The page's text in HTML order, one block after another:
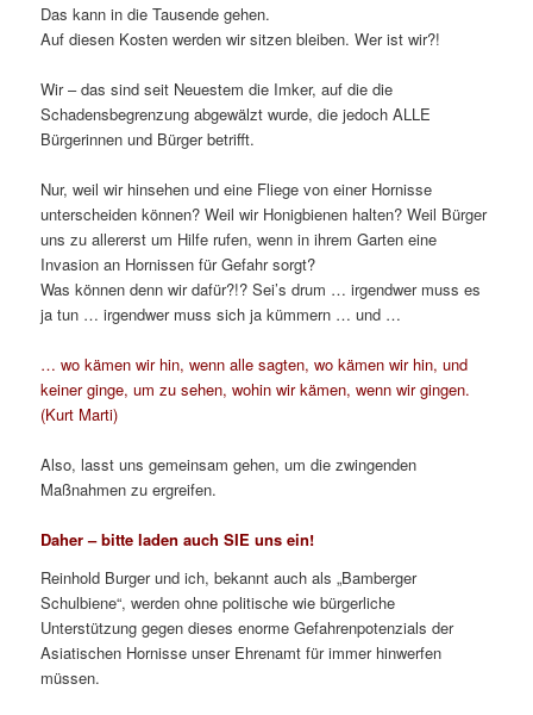
Das kann in die Tausende gehen.
Auf diesen Kosten werden wir sitzen bleiben. Wer ist wir?!
Wir – das sind seit Neuestem die Imker, auf die die
Schadensbegrenzung abgewälzt wurde, die jedoch ALLE
Bürgerinnen und Bürger betrifft.
Nur, weil wir hinsehen und eine Fliege von einer Hornisse
unterscheiden können? Weil wir Honigbienen halten? Weil Bürger
uns zu allererst um Hilfe rufen, wenn in ihrem Garten eine
Invasion an Hornissen für Gefahr sorgt?
Was können denn wir dafür?!? Sei’s drum … irgendwer muss es
ja tun … irgendwer muss sich ja kümmern … und …
… wo kämen wir hin, wenn alle sagten, wo kämen wir hin, und
keiner ginge, um zu sehen, wohin wir kämen, wenn wir gingen.
(Kurt Marti)
Also, lasst uns gemeinsam gehen, um die zwingenden
Maßnahmen zu ergreifen.
Daher – bitte laden auch SIE uns ein!
Reinhold Burger und ich, bekannt auch als „Bamberger
Schulbiene“, werden ohne politische wie bürgerliche
Unterstützung gegen dieses enorme Gefahrenpotenzials der
Asiatischen Hornisse unser Ehrenamt für immer hinwerfen
müssen.